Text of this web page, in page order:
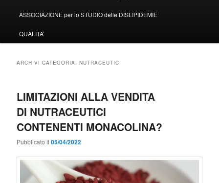
ASSOCIAZIONE per lo STUDIO delle DISLIPIDEMIE
QUALITA’
ARCHIVI CATEGORIA:NUTRACEUTICI
LIMITAZIONI ALLA VENDITA
DI NUTRACEUTICI
CONTENENTI MONACOLINA?
Pubblicato il05/04/2022